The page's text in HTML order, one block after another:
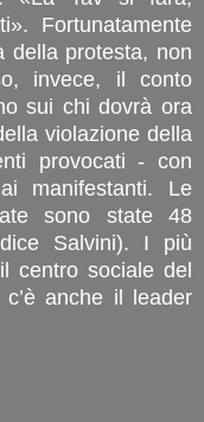
Fortunatamente
della protesta, non
invece, il conto
sui chi dovrà ora
violazione della
provocati - con
manifestanti. Le
sono state 48
Salvini). I più
centro sociale del
anche il leader